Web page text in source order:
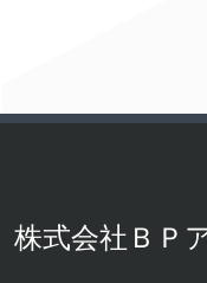
株式会社ＢＰ